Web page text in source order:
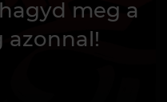
meg a
azonnal!